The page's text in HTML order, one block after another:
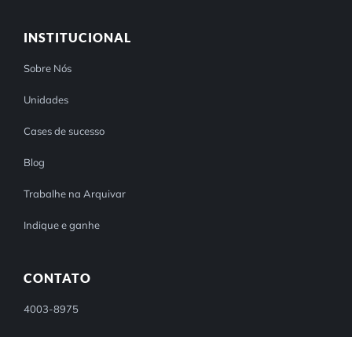
INSTITUCIONAL
Sobre Nós
Unidades
Cases de sucesso
Blog
Trabalhe na Arquivar
Indique e ganhe
CONTATO
4003-8975